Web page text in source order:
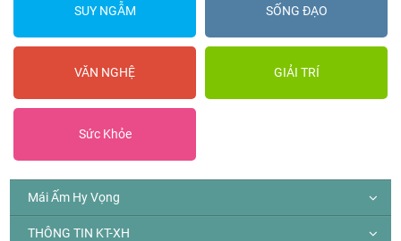
SUY NGẪM SỐNG ĐẠO
VĂN NGHỆ GIẢI TRÍ
Sức Khỏe
Mái Ấm Hy Vọng
THÔNG TIN KT-XH